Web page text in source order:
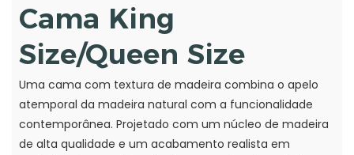
Cama King
Size/Queen Size
Uma cama com textura de madeira combina o apelo
atemporal da madeira natural com a funcionalidade
contemporânea. Projetado com um núcleo de madeira
de alta qualidade e um acabamento realista em